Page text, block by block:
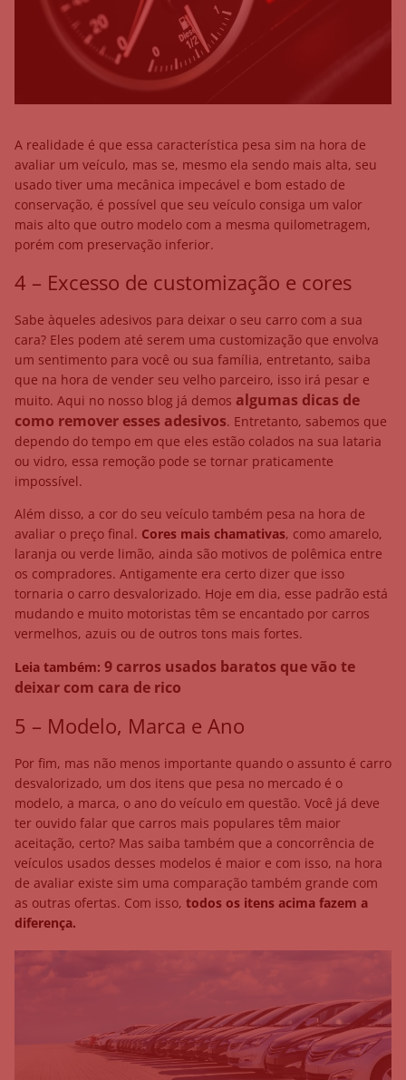
A realidade é que essa característica pesa sim na hora de
avaliar um veículo, mas se, mesmo ela sendo mais alta, seu
usado tiver uma mecânica impecável e bom estado de
conservação, é possível que seu veículo consiga um valor
mais alto que outro modelo com a mesma quilometragem,
porém com preservação inferior.
4 – Excesso de customização e cores
Sabe àqueles adesivos para deixar o seu carro com a sua
cara? Eles podem até serem uma customização que envolva
um sentimento para você ou sua família, entretanto, saiba
que na hora de vender seu velho parceiro, isso irá pesar e
muito. Aqui no nosso blog já demos algumas dicas de
como remover esses adesivos. Entretanto, sabemos que
dependo do tempo em que eles estão colados na sua lataria
ou vidro, essa remoção pode se tornar praticamente
impossível.
Além disso, a cor do seu veículo também pesa na hora de
avaliar o preço final. Cores mais chamativas, como amarelo,
laranja ou verde limão, ainda são motivos de polêmica entre
os compradores. Antigamente era certo dizer que isso
tornaria o carro desvalorizado. Hoje em dia, esse padrão está
mudando e muito motoristas têm se encantado por carros
vermelhos, azuis ou de outros tons mais fortes.
Leia também: 9 carros usados baratos que vão te
deixar com cara de rico
5 – Modelo, Marca e Ano
Por fim, mas não menos importante quando o assunto é carro
desvalorizado, um dos itens que pesa no mercado é o
modelo, a marca, o ano do veículo em questão. Você já deve
ter ouvido falar que carros mais populares têm maior
aceitação, certo? Mas saiba também que a concorrência de
veículos usados desses modelos é maior e com isso, na hora
de avaliar existe sim uma comparação também grande com
as outras ofertas. Com isso, todos os itens acima fazem a
diferença.